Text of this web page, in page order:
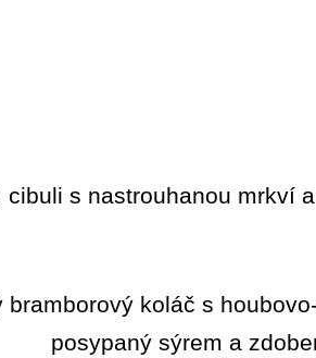
cibuli s nastrouhanou mrkví